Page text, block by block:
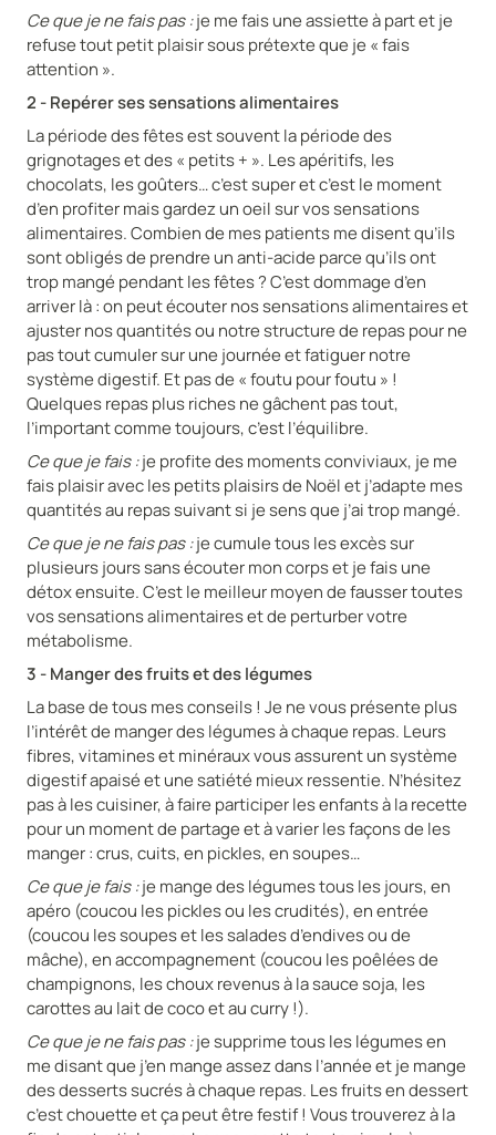
Ce que je ne fais pas :je me fais une assiette à part et je
refuse tout petit plaisir sous prétexte que je « fais
attention ».
2 - Repérer ses sensations alimentaires
La période des fêtes est souvent la période des
grignotages et des « petits + ». Les apéritifs, les
chocolats, les goûters… c’est super et c’est le moment
d’en profiter mais gardez un oeil sur vos sensations
alimentaires. Combien de mes patients me disent qu’ils
sont obligés de prendre un anti-acide parce qu’ils ont
trop mangé pendant les fêtes ? C’est dommage d’en
arriver là : on peut écouter nos sensations alimentaires et
ajuster nos quantités ou notre structure de repas pour ne
pas tout cumuler sur une journée et fatiguer notre
système digestif. Et pas de « foutu pour foutu » !
Quelques repas plus riches ne gâchent pas tout,
l’important comme toujours, c’est l’équilibre.
Ce que je fais :je profite des moments conviviaux, je me
fais plaisir avec les petits plaisirs de Noël et j’adapte mes
quantités au repas suivant si je sens que j’ai trop mangé.
Ce que je ne fais pas :je cumule tous les excès sur
plusieurs jours sans écouter mon corps et je fais une
détox ensuite. C’est le meilleur moyen de fausser toutes
vos sensations alimentaires et de perturber votre
métabolisme.
3 - Manger des fruits et des légumes
La base de tous mes conseils ! Je ne vous présente plus
l’intérêt de manger des légumes à chaque repas. Leurs
fibres, vitamines et minéraux vous assurent un système
digestif apaisé et une satiété mieux ressentie. N’hésitez
pas à les cuisiner, à faire participer les enfants à la recette
pour un moment de partage et à varier les façons de les
manger : crus, cuits, en pickles, en soupes…
Ce que je fais :je mange des légumes tous les jours, en
apéro (coucou les pickles ou les crudités), en entrée
(coucou les soupes et les salades d’endives ou de
mâche), en accompagnement (coucou les poêlées de
champignons, les choux revenus à la sauce soja, les
carottes au lait de coco et au curry !).
Ce que je ne fais pas :je supprime tous les légumes en
me disant que j’en mange assez dans l’année et je mange
des desserts sucrés à chaque repas. Les fruits en dessert
c’est chouette et ça peut être festif ! Vous trouverez à la